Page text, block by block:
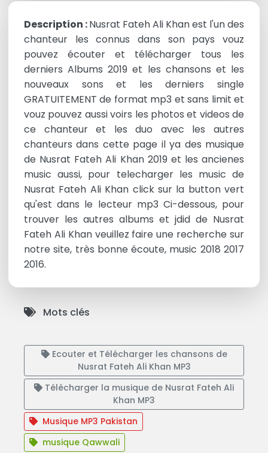
Description :Nusrat Fateh Ali Khan est l'un des
chanteur les connus dans son pays vouz
pouvez écouter et télécharger tous les
derniers Albums 2019 et les chansons et les
nouveaux sons et les derniers single
GRATUITEMENT de format mp3 et sans limit et
vouz pouvez aussi voirs les photos et videos de
ce chanteur et les duo avec les autres
chanteurs dans cette page il ya des musique
de Nusrat Fateh Ali Khan 2019 et les ancienes
music aussi, pour telecharger les music de
Nusrat Fateh Ali Khan click sur la button vert
qu'est dans le lecteur mp3 Ci-dessous, pour
trouver les autres albums et jdid de Nusrat
Fateh Ali Khan veuillez faire une recherche sur
notre site, très bonne écoute, music 2018 2017
2016.
Mots clés
Ecouter et Télécharger les chansons de
Nusrat Fateh Ali Khan MP3
Télécharger la musique de Nusrat Fateh Ali
Khan MP3
Musique MP3 Pakistan
musique Qawwali